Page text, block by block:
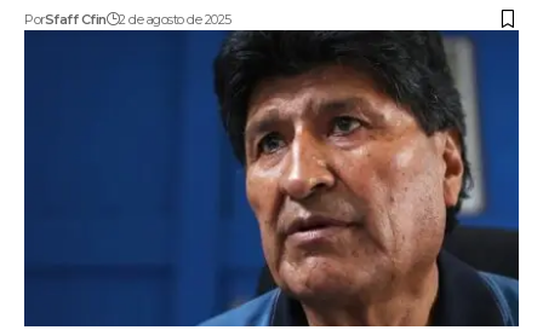
PorSfaff Cfin 2 de agosto de 2025